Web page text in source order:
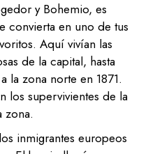
y Bohemio, es
convierta en uno de tus
Aquí vivían las
de la capital, hasta
la zona norte en 1871.
los supervivientes de la
zona.
inmigrantes europeos